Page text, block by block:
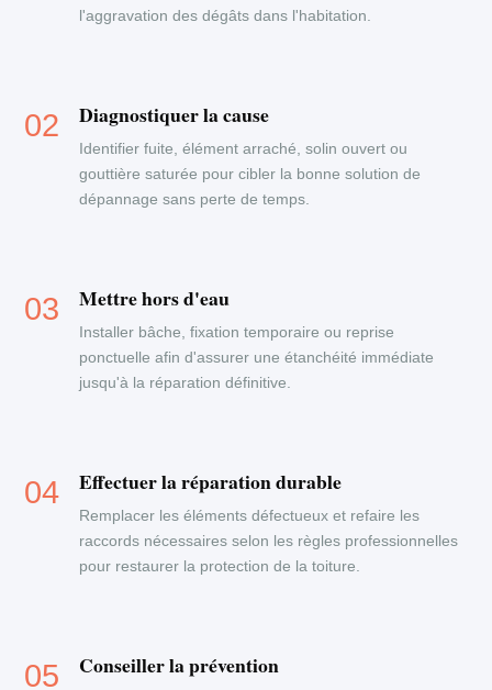
l'aggravation des dégâts dans l'habitation.
Diagnostiquer la cause
Identifier fuite, élément arraché, solin ouvert ou
gouttière saturée pour cibler la bonne solution de
dépannage sans perte de temps.
Mettre hors d'eau
Installer bâche, fixation temporaire ou reprise
ponctuelle afin d'assurer une étanchéité immédiate
jusqu'à la réparation définitive.
Effectuer la réparation durable
Remplacer les éléments défectueux et refaire les
raccords nécessaires selon les règles professionnelles
pour restaurer la protection de la toiture.
Conseiller la prévention